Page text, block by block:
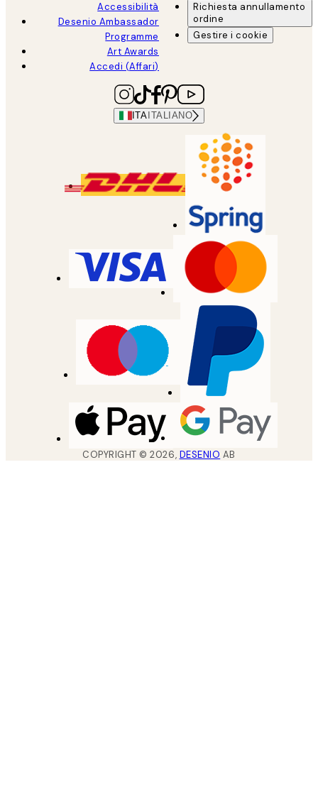
Accessibilità
Desenio Ambassador
Programme
Art Awards
Accedi (Affari)
Richiesta annullamento
ordine
Gestire i cookie
ITA ITALIANO
COPYRIGHT ©2026, DESENIO AB